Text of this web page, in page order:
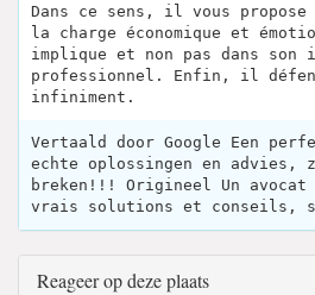
Dans ce sens, il vous
la charge économique et
implique et non pas dans
professionnel. Enfin, il
infiniment.
Vertaald door Google Een
echte oplossingen en advies,
breken!!! Origineel Un
vrais solutions et conseils,
Reageer op deze plaats